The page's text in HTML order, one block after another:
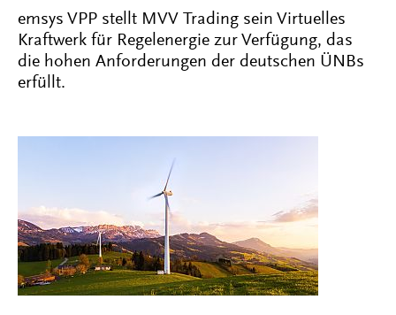
emsys VPP stellt MVV Trading sein Virtuelles
Kraftwerk für Regelenergie zur Verfügung, das
die hohen Anforderungen der deutschen ÜNBs
erfüllt.